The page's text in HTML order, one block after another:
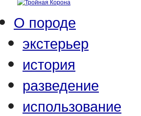
О породе
экстерьер
история
разведение
использование